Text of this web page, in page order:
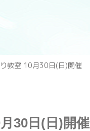
教室 10月30日(日)開催
30日(日)開催